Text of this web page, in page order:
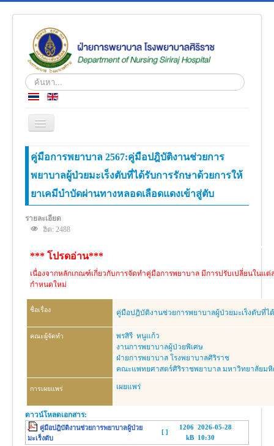
ค้นหา...
สลับ
เก
หน้าแรก
ข่าว
เกี่ยวกับเรา
โครงสร้างองค์กร
ตำราวิชาการ
งานวิจัย
คู่มือการพยาบาล
เอกสารประกอบการสอน
คำถาม/ร้องเรียน
คู่มือการพยาบาล 2567:คู่มือปฎิบัติงานช่วยการ
พยาบาลผู้ป่วยมะเร็งตับที่ได้รับการรักษาด้วยการให้
ยาเคมีบำบัดผ่านทางหลอดเลือดแดงเข้าสู่ตับ
รายละเอียด
ฮิต: 2488
*** โปรดอ่าน***
เนื่องจากหลักเกณฑ์เกี่ยวกับการจัดทำคู่มือการพยาบาล มีการปรับเปลี่ยนใน
กำหนดใหม่
ชื่อเรื่อง คู่มือปฎิบัติงานช่วยการพยาบาลผู้ป่วยมะเร็งตับที่ไ
คณะผู้จัดทำ
พรสิรี หนูแก้ว
งานการพยาบาลผู้ป่วยพิเศษ
ฝ่ายการพยาบาล โรงพยาบาลศิริราช
คณะแพทยศาสตร์ศิริราชพยาบาล มหาวิทยาลัยม
การเผยแพร่ เผยแพร่
ดาวน์โหลดเอกสาร:
คู่มือปฎิบัติงานช่วยการพยาบาลผู้ป่วย
มะเร็งตับ
[ ]
1206
kB
2026-05-28
10:30